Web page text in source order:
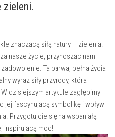
zieleni.
znaczącą siłą natury – zielenią.
nasze życie, przynosząc ‍nam
Ta‌ barwa, pełna życia
wyraz siły przyrody, która
dzisiejszym artykule zagłębimy
jej fascynującą symbolikę ​i wpływ
Przygotujcie ‌się na wspaniałą
inspirującą‌ moc!